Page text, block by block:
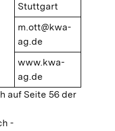
Stuttgart
m.ott@kwa-
ag.de
www.kwa-
ag.de
auf Seite 56 der
-